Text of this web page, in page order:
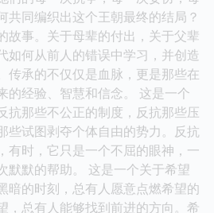
共同编织出这个王朝最终的结局？
故事。关于母辈的付出，关于父辈
如何从前人的错误中学习，并创造
传承的不仅仅是血脉，更是那些在
的经验、智慧和信念。 这是一个
抗那些不公正的制度，反抗那些压
些试图剥夺个体自由的势力。反抗
有时，它只是一个不屈的眼神，一
默默的帮助。 这是一个关于希望
暗的时刻，总有人愿意点燃希望的
，总有人能够找到前进的方向。希